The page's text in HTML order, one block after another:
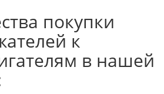
покупки
к
в нашей